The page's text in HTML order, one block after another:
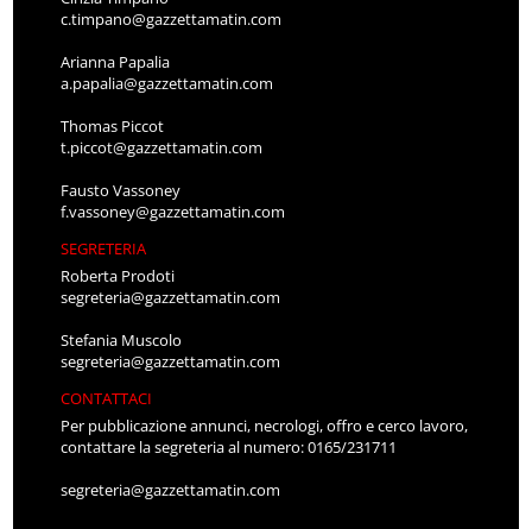
c.timpano@gazzettamatin.com
Arianna Papalia
a.papalia@gazzettamatin.com
Thomas Piccot
t.piccot@gazzettamatin.com
Fausto Vassoney
f.vassoney@gazzettamatin.com
SEGRETERIA
Roberta Prodoti
segreteria@gazzettamatin.com
Stefania Muscolo
segreteria@gazzettamatin.com
CONTATTACI
Per pubblicazione annunci, necrologi, offro e cerco lavoro,
contattare la segreteria al numero: 0165/231711
segreteria@gazzettamatin.com